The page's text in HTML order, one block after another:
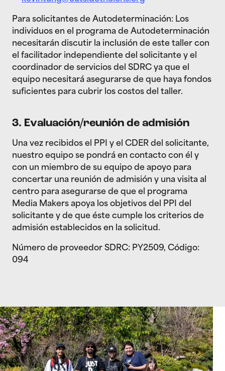
Para solicitantes de Autodeterminación: Los
individuos en el programa de Autodeterminación
necesitarán discutir la inclusión de este taller con
el facilitador independiente del solicitante y el
coordinador de servicios del SDRC ya que el
equipo necesitará asegurarse de que haya fondos
suficientes para cubrir los costos del taller.
3. Evaluación/reunión de admisión
Una vez recibidos el PPI y el CDER del solicitante,
nuestro equipo se pondrá en contacto con él y
con un miembro de su equipo de apoyo para
concertar una reunión de admisión y una visita al
centro para asegurarse de que el programa
Media Makers apoya los objetivos del PPI del
solicitante y de que éste cumple los criterios de
admisión establecidos en la solicitud.
Número de proveedor SDRC: PY2509, Código:
094